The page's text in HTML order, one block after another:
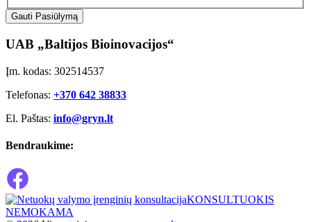
Gauti Pasiūlymą
UAB „Baltijos Bioinovacijos“
Įm. kodas: 302514537
Telefonas: +370 642 38833
El. Paštas: info@gryn.lt
Bendraukime:
KONSULTUOKIS
NEMOKAMA